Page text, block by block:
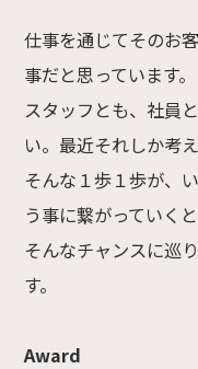
仕事を通じてそのお
事だと思っています。
スタッフとも、社員
い。最近それしか考
そんな１歩１歩が、
う事に繋がっていく
そんなチャンスに巡
す。
Award